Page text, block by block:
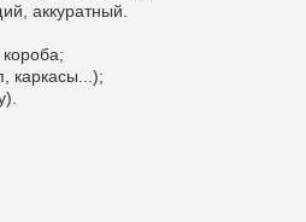
аккуратный.
каркасы...);